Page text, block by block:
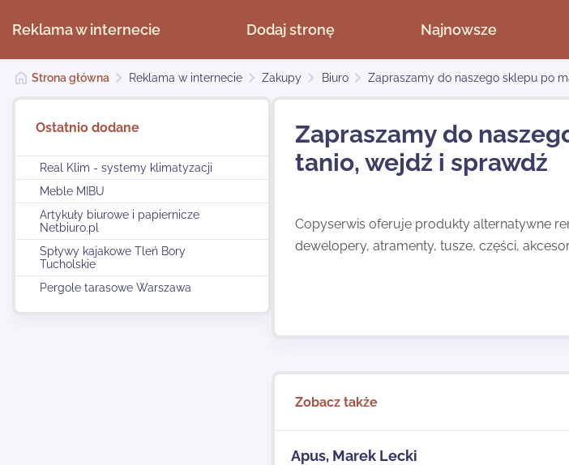
Reklama w internecie Dodaj stronę Najnowsze
Strona główna Reklama w internecie Zakupy Biuro Zapraszamy do naszego sklepu po
Ostatnio dodane
Real Klim - systemy klimatyzacji
Meble MIBU
Artykuły biurowe i papiernicze
Netbiuro.pl
Spływy kajakowe Tleń Bory
Tucholskie
Pergole tarasowe Warszawa
Zapraszamy do
tanio, wejdź i sprawdź
Copyserwis oferuje produkty alternatywne
dewelopery, atramenty, tusze, części,
Zobacz także
Apus, Marek Lecki